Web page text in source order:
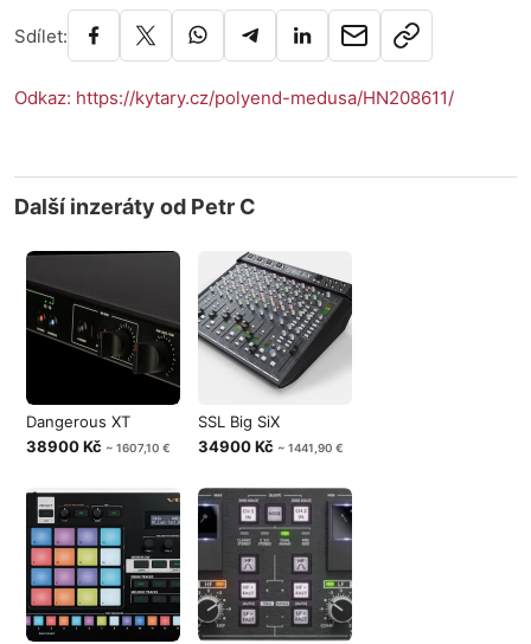
Sdílet:
Odkaz: https://kytary.cz/polyend-medusa/HN208611/
Další inzeráty od Petr C
Dangerous XT
38900 Kč ~ 1607,10 €
SSL Big SiX
34900 Kč ~ 1441,90 €